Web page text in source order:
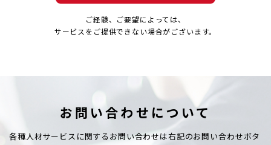
ご経験、ご要望によっては、
サービスをご提供できない場合がございます。
お問い合わせについて
各種人材サービスに関するお問い合わせは右記のお問い合わせボタ